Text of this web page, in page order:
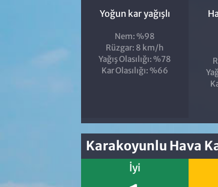
Yoğun kar yağışlı
Nem: %98
Rüzgar: 8 km/h
Yağış Olasılığı: %78
Kar Olasılığı: %66
Karakoyunlu Hava
İyi